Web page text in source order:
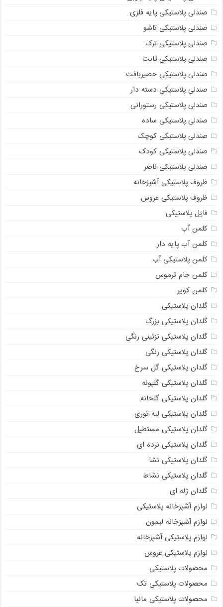
صندلی پلاستیکی پایه فلزی
صندلی پلاستیکی تاشو
صندلی پلاستیکی ترک
صندلی پلاستیکی ثابت
صندلی پلاستیکی حصیربافت
صندلی پلاستیکی دسته دار
صندلی پلاستیکی رستورانی
صندلی پلاستیکی ساده
صندلی پلاستیکی کوچک
صندلی پلاستیکی کودک
صندلی پلاستیکی ناصر
ظروف پلاستیکی آشپزخانه
ظروف پلاستیکی عروس
فایل پلاستیکی
کلمن آب
کلمن آب پایه دار
کلمن پلاستیکی آب
کلمن جام ترموس
کلمن کویر
گلدان پلاستیکی
گلدان پلاستیکی بزرگ
گلدان پلاستیکی تزئینی رنگی
گلدان پلاستیکی رنگی
گلدان پلاستیکی گل سرخ
گلدان پلاستیکی گلپونه
گلدان پلاستیکی گلخانه
گلدان پلاستیکی لبه توری
گلدان پلاستیکی مستطیل
گلدان پلاستیکی نرده ای
گلدان پلاستیکی نشا
گلدان پلاستیکی نشاط
گلدان ژله ای
لوازم آشپزخانه پلاستیکی
لوازم آشپزخانه لیمون
لوازم پلاستیکی آشپزخانه
لوازم پلاستیکی عروس
محصولات پلاستیکی
محصولات پلاستیکی تک
محصولات پلاستیکی مانیا